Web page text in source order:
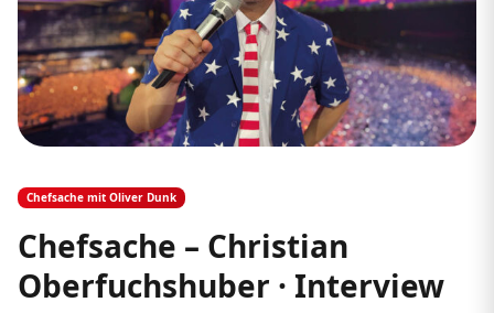
Chefsache mit Oliver Dunk
Chefsache – Christian
Oberfuchshuber · Interview